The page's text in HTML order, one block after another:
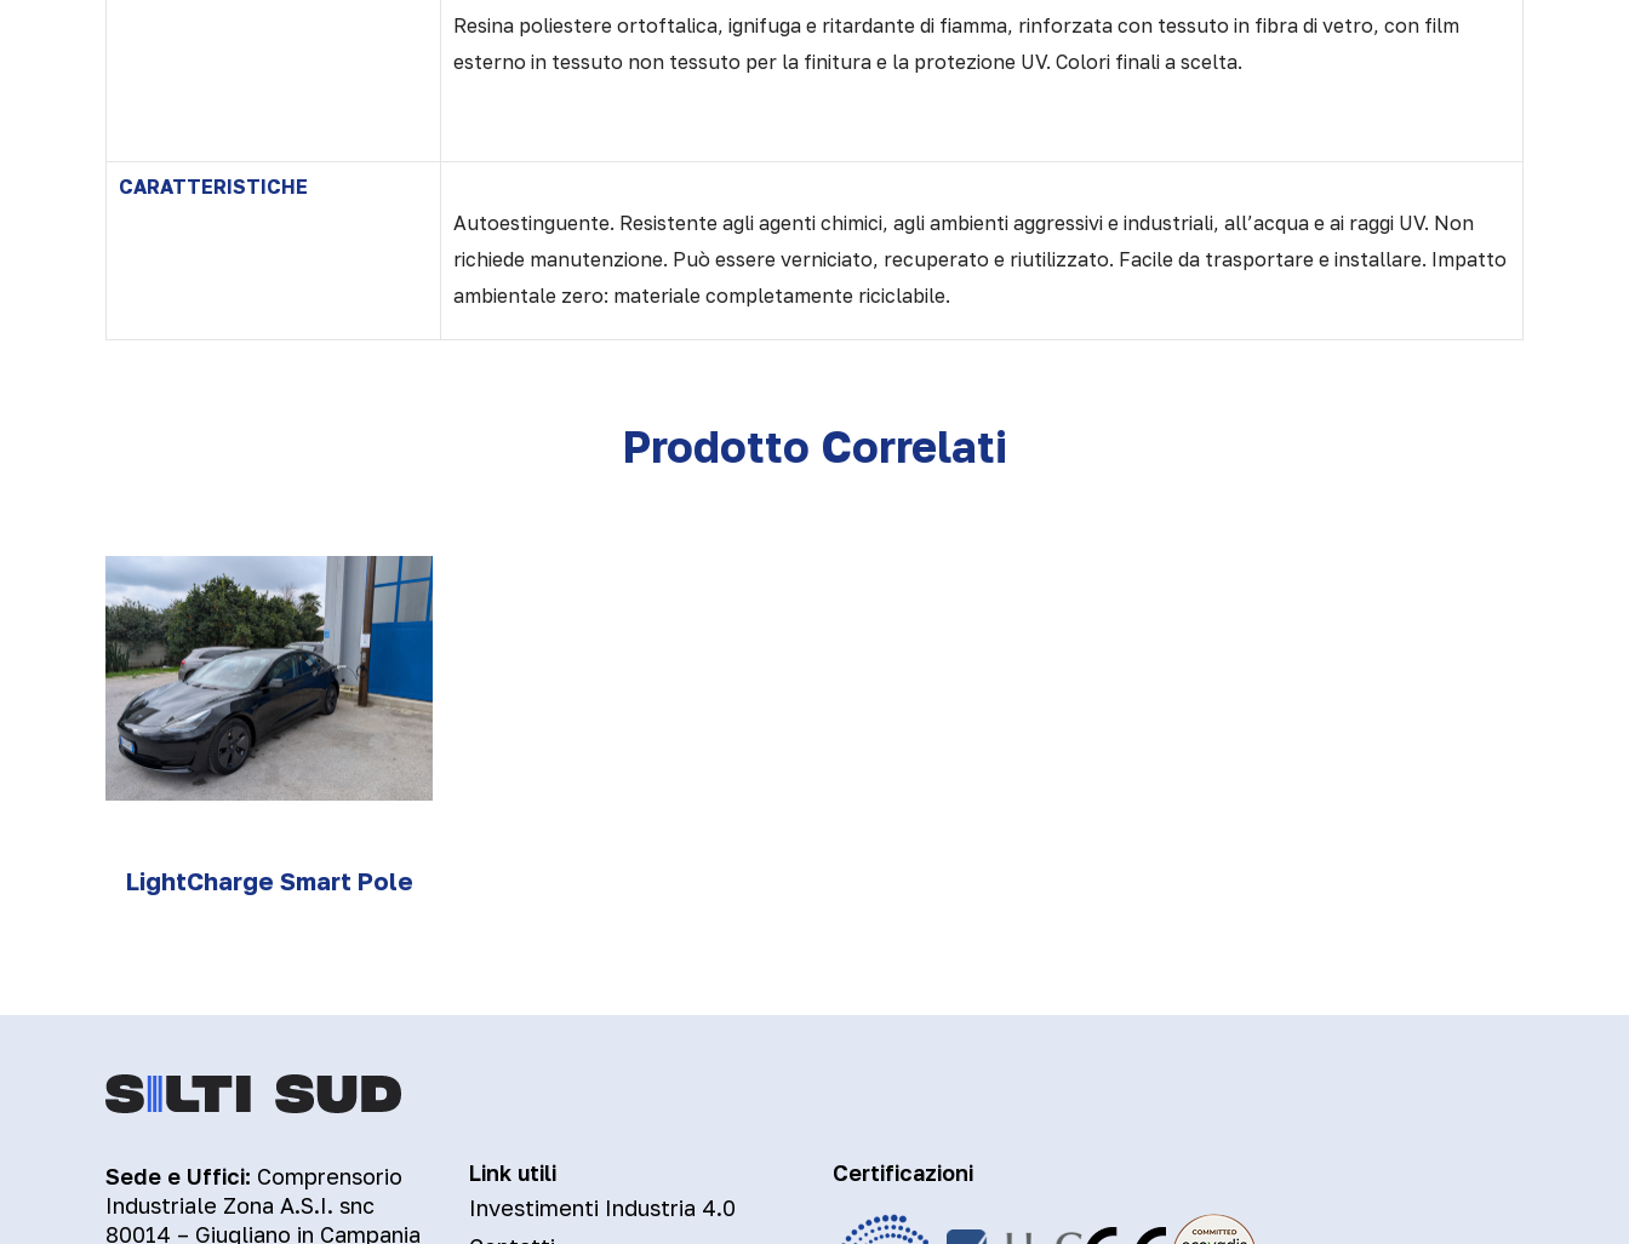
Resina poliestere ortoftalica, ignifuga e ritardante di fiamma, rinforzata con tessuto in fibra di vetro, con film
esterno in tessuto non tessuto per la finitura e la protezione UV. Colori finali a scelta.
CARATTERISTICHE
Autoestinguente. Resistente agli agenti chimici, agli ambienti aggressivi e industriali, all’acqua e ai raggi UV. Non
richiede manutenzione. Può essere verniciato, recuperato e riutilizzato. Facile da trasportare e installare. Impatto
ambientale zero: materiale completamente riciclabile.
Prodotto Correlati
LightCharge Smart Pole
Sede e Uffici: Comprensorio
Industriale Zona A.S.I. snc
80014 – Giugliano in Campania
Link utili
Investimenti Industria 4.0
Certificazioni